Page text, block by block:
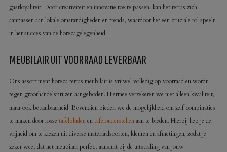
gastloyaliteit. Door creativiteit en innovatie toe te passen, kan het terras zich
aanpassen aan lokale omstandigheden en trends, waardoor het een cruciale rol speelt
in het succes van de horecagelegenheid.
MEUBILAIR UIT VOORRAAD LEVERBAAR
Ons assortiment horeca terras meubilair is vrijwel volledig op voorraad en wordt
tegen groothandelsprijzen aangeboden. Hiermee verzekeren we niet alleen kwaliteit,
maar ook betaalbaarheid. Bovendien bieden we de mogelijkheid om zelf combinaties
te maken door losse tafelbladenentafelonderstellenaan te bieden. Hierbij heb je de
vrijheid om te kiezen uit diverse materiaalsoorten, kleuren en afmetingen, zodat je
zeker weet dat het meubilair perfect aansluit bij de uitstraling van jouw